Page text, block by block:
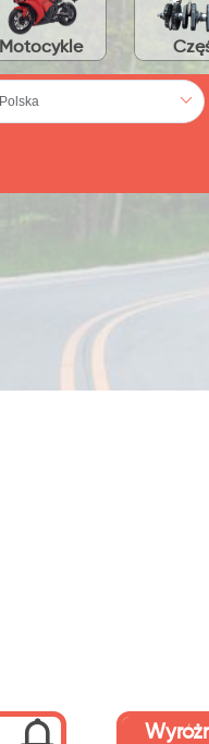
Motocykle